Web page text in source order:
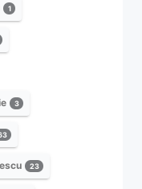
1
3
23